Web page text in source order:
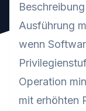
Beschreibung
Ausführung
wenn
Operation
mit erhöhten